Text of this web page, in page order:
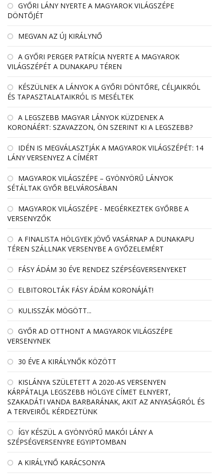
GYŐRI LÁNY NYERTE A MAGYAROK VILÁGSZÉPE
DÖNTŐJÉT
MEGVAN AZ ÚJ KIRÁLYNŐ
A GYŐRI PERGER PATRÍCIA NYERTE A MAGYAROK
VILÁGSZÉPÉT A DUNAKAPU TÉREN
KÉSZÜLNEK A LÁNYOK A GYŐRI DÖNTŐRE, CÉLJAIKRÓL
ÉS TAPASZTALATAIKRÓL IS MESÉLTEK
A LEGSZEBB MAGYAR LÁNYOK KÜZDENEK A
KORONÁÉRT: SZAVAZZON, ÖN SZERINT KI A LEGSZEBB?
IDÉN IS MEGVÁLASZTJÁK A MAGYAROK VILÁGSZÉPÉT: 14
LÁNY VERSENYEZ A CÍMÉRT
MAGYAROK VILÁGSZÉPE – GYÖNYÖRŰ LÁNYOK
SÉTÁLTAK GYŐR BELVÁROSÁBAN
MAGYAROK VILÁGSZÉPE - MEGÉRKEZTEK GYŐRBE A
VERSENYZŐK
A FINALISTA HÖLGYEK JÖVŐ VASÁRNAP A DUNAKAPU
TÉREN SZÁLLNAK VERSENYBE A GYŐZELEMÉRT
FÁSY ÁDÁM 30 ÉVE RENDEZ SZÉPSÉGVERSENYEKET
ELBITOROLTÁK FÁSY ÁDÁM KORONÁJÁT!
KULISSZÁK MÖGÖTT...
GYŐR AD OTTHONT A MAGYAROK VILÁGSZÉPE
VERSENYNEK
30 ÉVE A KIRÁLYNŐK KÖZÖTT
KISLÁNYA SZÜLETETT A 2020-AS VERSENYEN
KÁRPÁTALJA LEGSZEBB HÖLGYE CÍMET ELNYERT,
SZAKADÁTI VANDA BARBARÁNAK, AKIT AZ ANYASÁGRÓL ÉS
A TERVEIRŐL KÉRDEZTÜNK
ÍGY KÉSZÜL A GYÖNYÖRŰ MAKÓI LÁNY A
SZÉPSÉGVERSENYRE EGYIPTOMBAN
A KIRÁLYNŐ KARÁCSONYA